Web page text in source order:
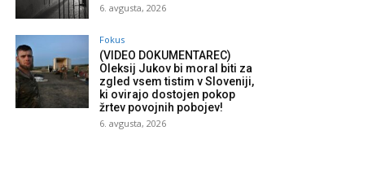
6. avgusta, 2026
Fokus
(VIDEO DOKUMENTAREC)
Oleksij Jukov bi moral biti za
zgled vsem tistim v Sloveniji,
ki ovirajo dostojen pokop
žrtev povojnih pobojev!
6. avgusta, 2026